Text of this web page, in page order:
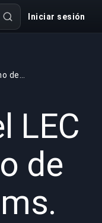
Iniciar sesión
LEC
de